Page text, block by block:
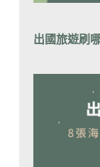
出國旅遊刷